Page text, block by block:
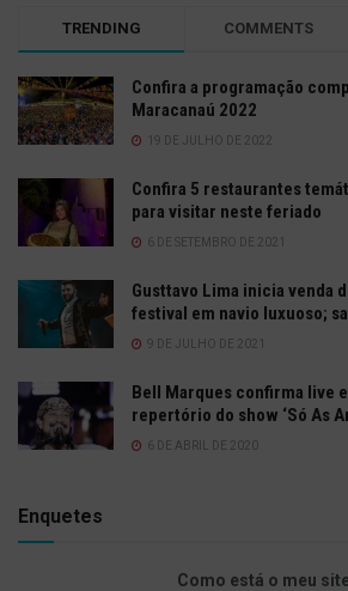
TRENDING COMMENTS
Confira a programação
Maracanaú 2022
19 DE JULHO DE 2022
Confira 5 restaurantes
para visitar neste feriado
6 DE SETEMBRO DE 2021
Gusttavo Lima inicia venda
festival em navio luxuoso;
9 DE JULHO DE 2021
Bell Marques confirma live
repertório do show ‘Só As
6 DE ABRIL DE 2020
Enquetes
Como está o meu